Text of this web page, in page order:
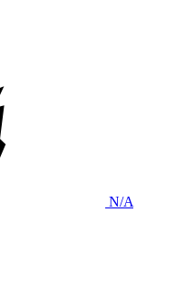
N/A